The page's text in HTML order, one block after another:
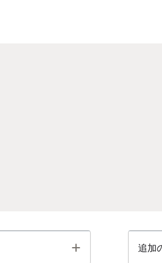
Toggle 追加